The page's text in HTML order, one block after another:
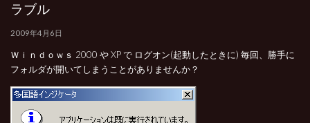
ラブル
2009年4月6日
Ｗｉｎｄｏｗｓ 2000 や XP で ログオン(起動したときに) 毎回、勝手に
フォルダが開いてしまうことがありませんか？